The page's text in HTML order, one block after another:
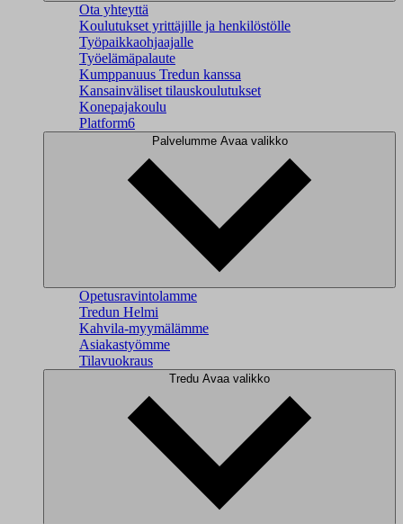
Ota yhteyttä
Koulutukset yrittäjille ja henkilöstölle
Työpaikkaohjaajalle
Työelämäpalaute
Kumppanuus Tredun kanssa
Kansainväliset tilauskoulutukset
Konepajakoulu
Platform6
Palvelumme Avaa valikko
Opetusravintolamme
Tredun Helmi
Kahvila-myymälämme
Asiakastyömme
Tilavuokraus
Tredu Avaa valikko